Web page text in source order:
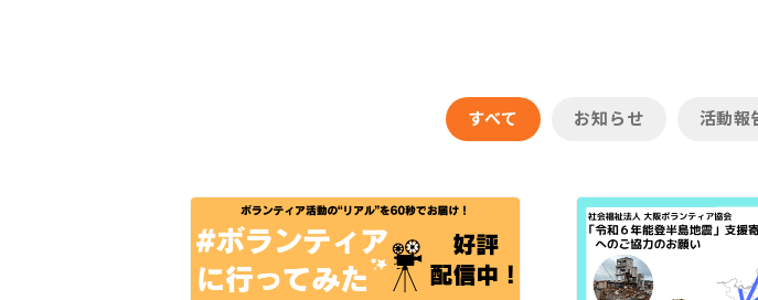
すべて お知らせ 活動報